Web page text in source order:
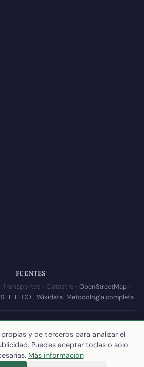
FUENTES
Transportes · Catastro · OpenStreetMap·
SETELECO· Wikidata. Metodología completa.
Directorio municipal de España con datos
y mantenido porYoel Castaño.
esta página:10 de julio de 2026
los datos
y de terceros para analizar el
Puedes aceptar todas o solo
Más información